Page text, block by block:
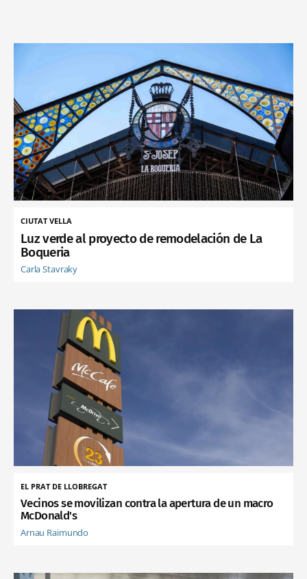
CIUTAT VELLA
Luz verde al proyecto de remodelación de La
Boqueria
Carla Stavraky
EL PRAT DE LLOBREGAT
Vecinos se movilizan contra la apertura de un macro
McDonald's
Arnau Raimundo